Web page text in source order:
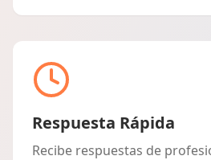
Respuesta Rápida
Recibe respuestas de